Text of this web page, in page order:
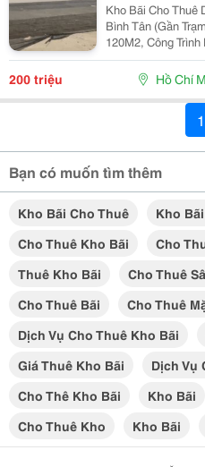
Kho Bãi Cho Thuê
Bình Tân (Gần Trạm Thu Phí)
120M2, Công
Bãi - Mặt Tiền
24/24. Thích
200 triệu Hồ Chí
1
Bạn có muốn tìm thêm
Kho Bãi Cho Thuê
Kho
Cho Thuê Kho Bãi
Cho
Thuê Kho Bãi
Cho Thuê
Cho Thuê Bãi
Cho Thuê
Dịch Vụ Cho Thuê Kho Bãi
Giá Thuê Kho Bãi
Dịch Vụ
Cho Thê Kho Bãi
Kho Bãi
Cho Thuê Kho
Kho Bãi